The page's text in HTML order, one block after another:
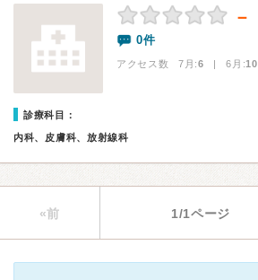
－
0件
アクセス数 7月:6 | 6月:10
診療科目：
内科、皮膚科、放射線科
«前 1/1ページ